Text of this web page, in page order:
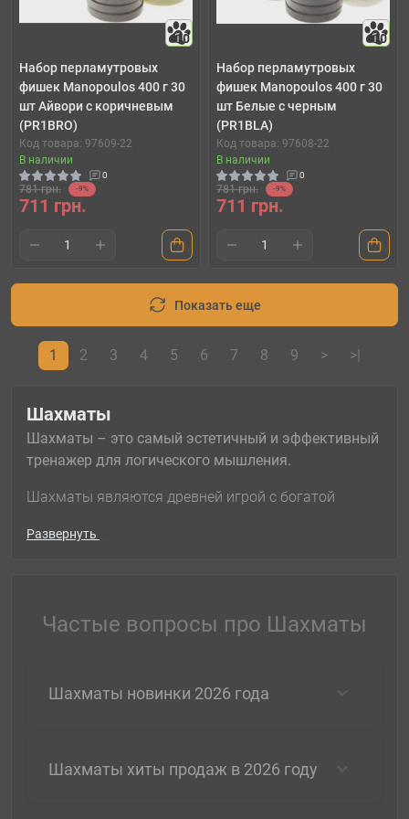
10
Набор перламутровых
фишек Manopoulos 400 г 30
шт Айвори с коричневым
(PR1BRO)
Код товара: 97609-22
В наличии
0
781 грн. -9%
711 грн.
10
Набор перламутровых
фишек Manopoulos 400 г 30
шт Белые с черным
(PR1BLA)
Код товара: 97608-22
В наличии
0
781 грн. -9%
711 грн.
Показать еще
1 2 3 4 5 6 7 8 9 > >|
Шахматы
Шахматы – это самый эстетичный и эффективный
тренажер для логического мышления.
Шахматы являются древней игрой с богатой
философию, мудрость и даже спорт. Шахматы –
Освоитьшахматыможет каждый: любой
будет способен запоминать массу выигрышных
человека.
Развернуть
Частые вопросы про Шахматы
Шахматы новинки 2026 года
Шахматы хиты продаж в 2026 году